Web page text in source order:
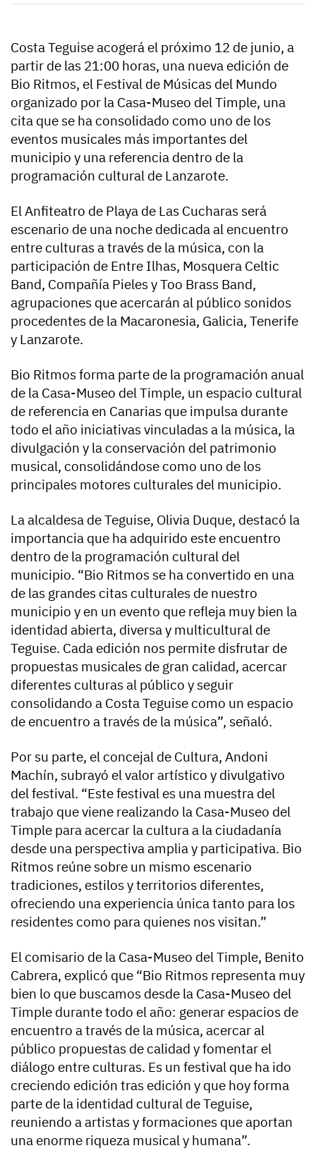
Costa Teguise acogerá el próximo 12 de junio, a
partir de las 21:00 horas, una nueva edición de
Bio Ritmos, el Festival de Músicas del Mundo
organizado por la Casa-Museo del Timple, una
cita que se ha consolidado como uno de los
eventos musicales más importantes del
municipio y una referencia dentro de la
programación cultural de Lanzarote.
El Anfiteatro de Playa de Las Cucharas será
escenario de una noche dedicada al encuentro
entre culturas a través de la música, con la
participación de Entre Ilhas, Mosquera Celtic
Band, Compañía Pieles y Too Brass Band,
agrupaciones que acercarán al público sonidos
procedentes de la Macaronesia, Galicia, Tenerife
y Lanzarote.
Bio Ritmos forma parte de la programación anual
de la Casa-Museo del Timple, un espacio cultural
de referencia en Canarias que impulsa durante
todo el año iniciativas vinculadas a la música, la
divulgación y la conservación del patrimonio
musical, consolidándose como uno de los
principales motores culturales del municipio.
La alcaldesa de Teguise, Olivia Duque, destacó la
importancia que ha adquirido este encuentro
dentro de la programación cultural del
municipio. “Bio Ritmos se ha convertido en una
de las grandes citas culturales de nuestro
municipio y en un evento que refleja muy bien la
identidad abierta, diversa y multicultural de
Teguise. Cada edición nos permite disfrutar de
propuestas musicales de gran calidad, acercar
diferentes culturas al público y seguir
consolidando a Costa Teguise como un espacio
de encuentro a través de la música”, señaló.
Por su parte, el concejal de Cultura, Andoni
Machín, subrayó el valor artístico y divulgativo
del festival. “Este festival es una muestra del
trabajo que viene realizando la Casa-Museo del
Timple para acercar la cultura a la ciudadanía
desde una perspectiva amplia y participativa. Bio
Ritmos reúne sobre un mismo escenario
tradiciones, estilos y territorios diferentes,
ofreciendo una experiencia única tanto para los
residentes como para quienes nos visitan.”
El comisario de la Casa-Museo del Timple, Benito
Cabrera, explicó que “Bio Ritmos representa muy
bien lo que buscamos desde la Casa-Museo del
Timple durante todo el año: generar espacios de
encuentro a través de la música, acercar al
público propuestas de calidad y fomentar el
diálogo entre culturas. Es un festival que ha ido
creciendo edición tras edición y que hoy forma
parte de la identidad cultural de Teguise,
reuniendo a artistas y formaciones que aportan
una enorme riqueza musical y humana”.